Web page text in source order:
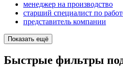
менеджер на производство
старший специалист по
представитель компании
Показать ещё
Быстрые фильтры